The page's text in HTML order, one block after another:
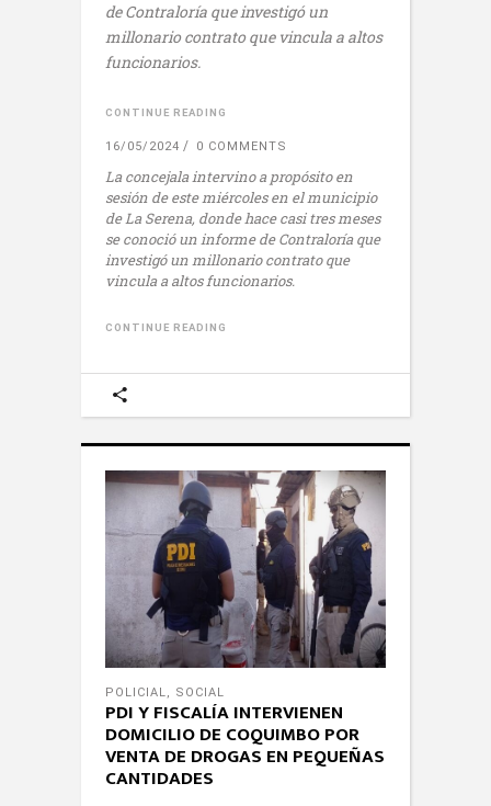
de Contraloría que investigó un
millonario contrato que vincula a altos
funcionarios.
CONTINUE READING
16/05/2024 0 COMMENTS
La concejala intervino a propósito en
sesión de este miércoles en el municipio
de La Serena, donde hace casi tres meses
se conoció un informe de Contraloría que
investigó un millonario contrato que
vincula a altos funcionarios.
CONTINUE READING
POLICIAL, SOCIAL
PDI Y FISCALÍA INTERVIENEN
DOMICILIO DE COQUIMBO POR
VENTA DE DROGAS EN PEQUEÑAS
CANTIDADES